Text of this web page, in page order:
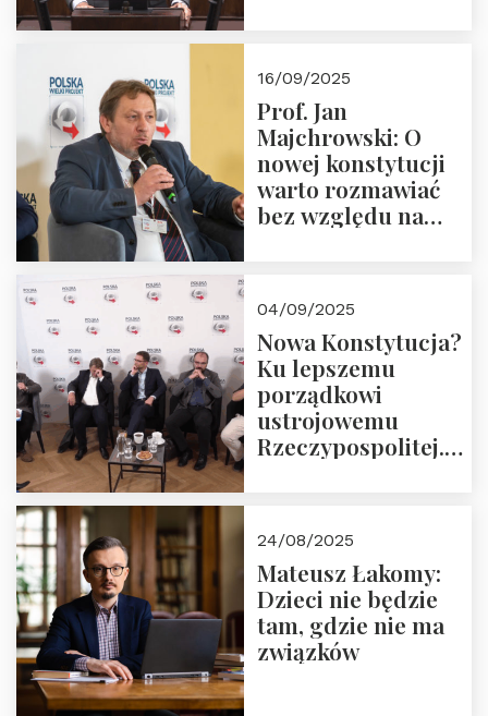
16/09/2025
Prof. Jan
Majchrowski: O
nowej konstytucji
warto rozmawiać
bez względu na
04/09/2025
Nowa Konstytucja?
Ku lepszemu
porządkowi
ustrojowemu
Rzeczypospolitej.
24/08/2025
Mateusz Łakomy:
Dzieci nie będzie
tam, gdzie nie ma
związków